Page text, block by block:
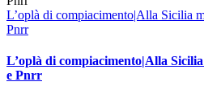
L’oplà di compiacimento|Alla Sicilia
Pnrr
L’oplà di compiacimento|Alla
e Pnrr